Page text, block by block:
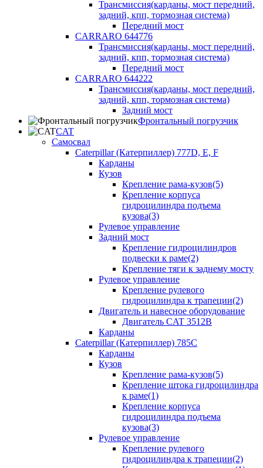
Трансмиссия(карданы, мост передний,
задний, кпп, тормозная система)
Передний мост
CARRARO 644776
Трансмиссия(карданы, мост передний,
задний, кпп, тормозная система)
Передний мост
CARRARO 644222
Трансмиссия(карданы, мост передний,
задний, кпп, тормозная система)
Задний мост
Фронтальный погрузчик
CAT
Самосвал
Caterpillar (Катерпиллер) 777D, E, F
Карданы
Кузов
Крепление рама-кузов(5)
Крепление корпуса
гидроцилиндра подъема
кузова(3)
Рулевое управление
Задний мост
Крепление гидроцилиндров
подвески к раме(2)
Крепление тяги к заднему мосту
Рулевое управление
Крепление рулевого
гидроцилиндра к трапеции(2)
Двигатель и навесное оборудование
Двигатель CAT 3512B
Карданы
Caterpillar (Катерпиллер) 785C
Карданы
Кузов
Крепление рама-кузов(5)
Крепление штока гидроцилиндра
к раме(1)
Крепление корпуса
гидроцилиндра подъема
кузова(3)
Рулевое управление
Крепление рулевого
гидроцилиндра к трапеции(2)